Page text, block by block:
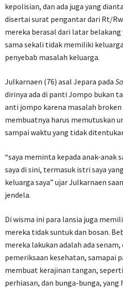
kepolisian, dan ada juga yang
disertai surat pengantar dari Rt/
mereka berasal dari latar belakang
sama sekali tidak memiliki
penyebab masalah keluarga.
Julkarnaen (76) asal Jepara pada
dirinya ada di panti Jompo bukan
anti jompo karena masalah
membuatnya harus memutuskan
sampai waktu yang tidak
“saya meminta kepada anak-anak
saya di sini, termasuk istri saya
keluarga saya” ujar Julkarnaen
jendela.
Di wisma ini para lansia juga
mereka tidak suntuk dan bosan.
mereka lakukan adalah ada
pemeriksaan kesehatan, samapai
membuat kerajinan tangan,
perhiasan, dan bunga-bunga,